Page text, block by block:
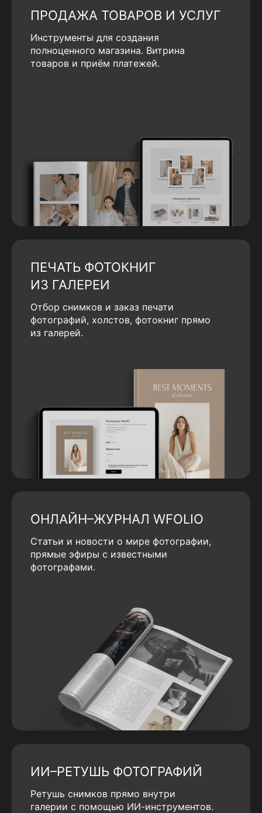
ПРОДАЖА ТОВАРОВ И УСЛУГ
Инструменты для создания
полноценного магазина. Витрина
товаров и приём платежей.
ПЕЧАТЬ ФОТОКНИГ
ИЗ ГАЛЕРЕИ
Отбор снимков и заказ печати
фотографий, холстов, фотокниг прямо
из галерей.
ОНЛАЙН–ЖУРНАЛ WFOLIO
Статьи и новости о мире фотографии,
прямые эфиры с известными
фотографами.
ИИ–РЕТУШЬ ФОТОГРАФИЙ
Ретушь снимков прямо внутри
галерии с помощью ИИ-инструментов.